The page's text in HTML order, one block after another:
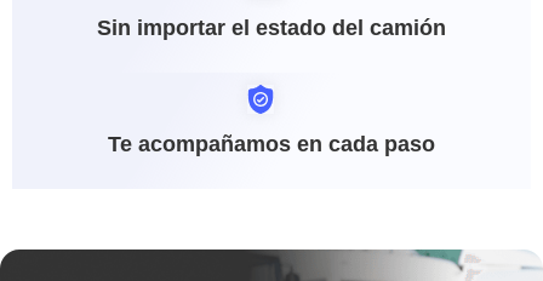
Sin importar el estado del camión
Te acompañamos en cada paso